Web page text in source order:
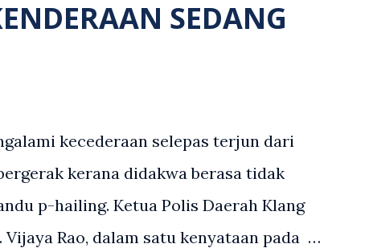
seorang lagi mangsa mengalami
terdapat seorang lagi individu cedera
membantu siasatan lanjut. Kes disiasat
Keseksaan kerana membunuh. Orang
diminta t...
SEDANG
kecederaan selepas terjun dari
kerana didakwa berasa tidak
p-hailing. Ketua Polis Daerah Klang
Rao, dalam satu kenyataan pada